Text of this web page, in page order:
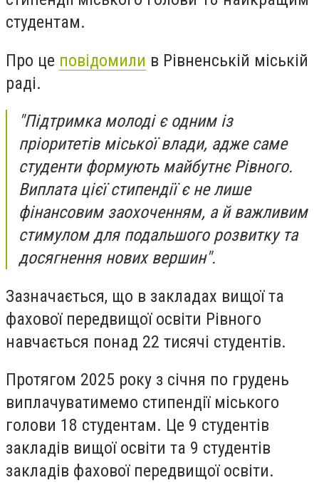
студентам.
Про це повідомили в Рівненській міській
раді.
"Підтримка молоді є одним із
пріоритетів міської влади, адже саме
студенти формують майбутнє Рівного.
Виплата цієї стипендії є не лише
фінансовим заохоченням, а й важливим
стимулом для подальшого розвитку та
досягнення нових вершин".
Зазначається, що в закладах вищої та
фахової передвищої освіти Рівного
навчається понад 22 тисячі студентів.
Протягом 2025 року з січня по грудень
виплачуватимемо стипендії міського
голови 18 студентам. Це 9 студентів
закладів вищої освіти та 9 студентів
закладів фахової передвищої освіти.